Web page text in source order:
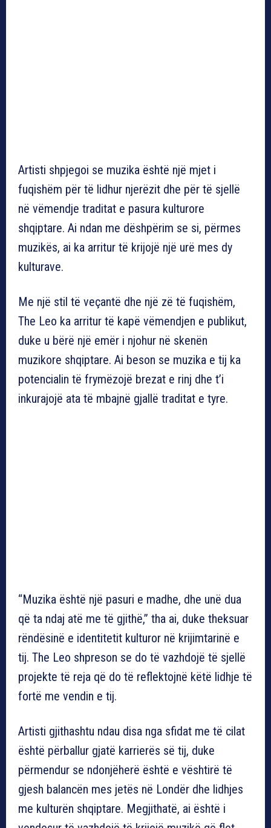
Artisti shpjegoi se muzika është një mjet i
fuqishëm për të lidhur njerëzit dhe për të sjellë
në vëmendje traditat e pasura kulturore
shqiptare. Ai ndan me dëshpërim se si, përmes
muzikës, ai ka arritur të krijojë një urë mes dy
kulturave.
Me një stil të veçantë dhe një zë të fuqishëm,
The Leo ka arritur të kapë vëmendjen e publikut,
duke u bërë një emër i njohur në skenën
muzikore shqiptare. Ai beson se muzika e tij ka
potencialin të frymëzojë brezat e rinj dhe t’i
inkurajojë ata të mbajnë gjallë traditat e tyre.
“Muzika është një pasuri e madhe, dhe unë dua
që ta ndaj atë me të gjithë,” tha ai, duke theksuar
rëndësinë e identitetit kulturor në krijimtarinë e
tij. The Leo shpreson se do të vazhdojë të sjellë
projekte të reja që do të reflektojnë këtë lidhje të
fortë me vendin e tij.
Artisti gjithashtu ndau disa nga sfidat me të cilat
është përballur gjatë karrierës së tij, duke
përmendur se ndonjëherë është e vështirë të
gjesh balancën mes jetës në Londër dhe lidhjes
me kulturën shqiptare. Megjithatë, ai është i